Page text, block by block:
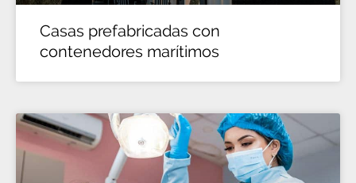
Casas prefabricadas con
contenedores marítimos